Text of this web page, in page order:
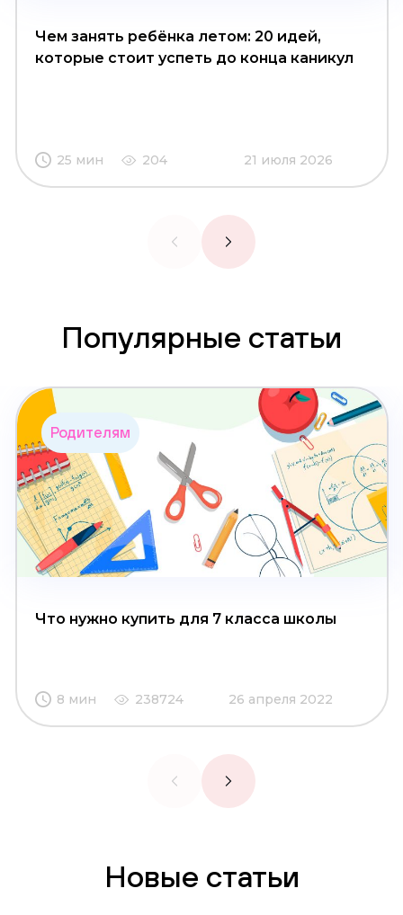
Чем занять ребёнка летом: 20 идей,
которые стоит успеть до конца каникул
25 мин 204 21 июля 2026
Популярные статьи
Родителям
Что нужно купить для 7 класса школы
8 мин 238724 26 апреля 2022
Новые статьи